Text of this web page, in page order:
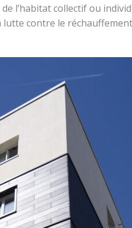
l’habitat collectif ou
contre le